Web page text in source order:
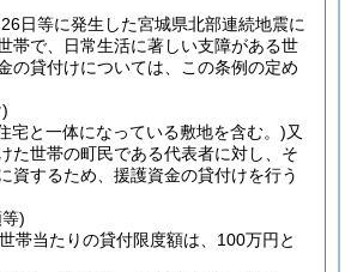
日等に発生した宮城県北部連続地震に
帯で、日常生活に著しい支障がある世
の貸付けについては、この条例の定め
宅と一体になっている敷地を含む。)又
た世帯の町民である代表者に対し、そ
資するため、援護資金の貸付けを行う
)
帯当たりの貸付限度額は、100万円と